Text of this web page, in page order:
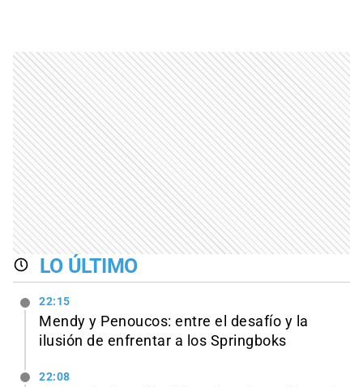
LO ÚLTIMO
22:15
Mendy y Penoucos: entre el desafío y la
ilusión de enfrentar a los Springboks
22:08